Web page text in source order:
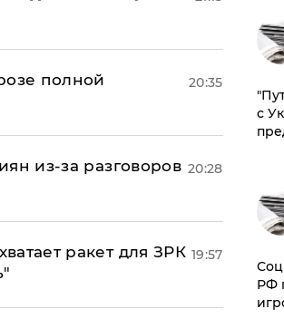
полной
20:35
из-за разговоров 20:28
ракет для ЗРК 19:57
с
РФ